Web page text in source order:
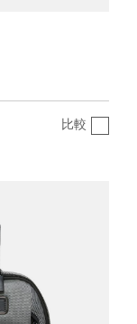
比較